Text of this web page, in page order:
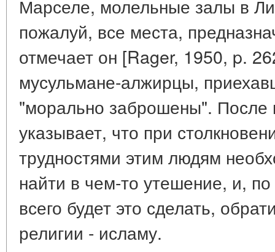
Марселе, молельные залы в
пожалуй, все места,
отмечает он [Rager, 1950, p.
мусульмане-алжирцы,
"морально заброшены". После
указывает, что при
трудностями этим людям
найти в чем-то утешение, и,
всего будет это сделать,
религии - исламу.